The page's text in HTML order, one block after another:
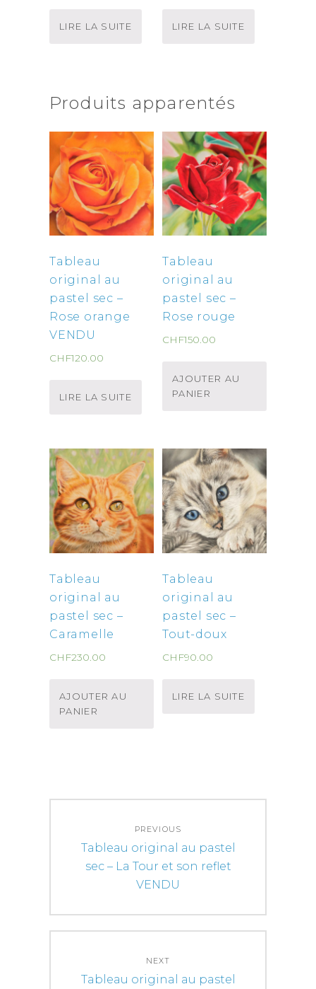
LIRE LA SUITE LIRE LA SUITE
Produits apparentés
Tableau
original au
pastel sec –
Rose orange
VENDU
CHF120.00
LIRE LA SUITE
Tableau
original au
pastel sec –
Rose rouge
CHF150.00
AJOUTER AU
PANIER
Tableau
original au
pastel sec –
Caramelle
CHF230.00
AJOUTER AU
PANIER
Tableau
original au
pastel sec –
Tout-doux
CHF90.00
LIRE LA SUITE
l’article
PREVIOUS
Previous
post:
Tableau original au pastel
sec – La Tour et son reflet
VENDU
NEXT
Next
Tableau original au pastel